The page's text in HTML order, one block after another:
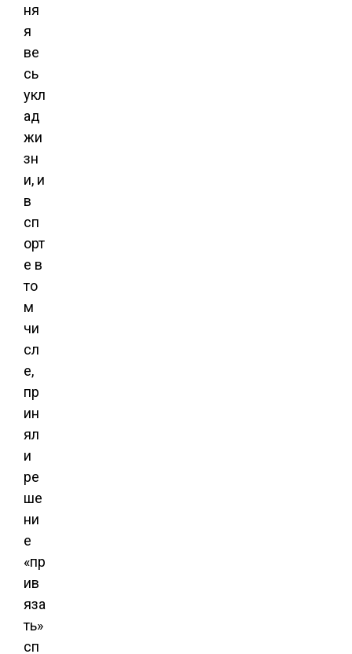
ня
я
ве
сь
укл
ад
жи
зн
и, и
в
сп
орт
е в
то
м
чи
сл
е,
пр
ин
ял
и
ре
ше
ни
е
«пр
ив
яза
ть»
сп